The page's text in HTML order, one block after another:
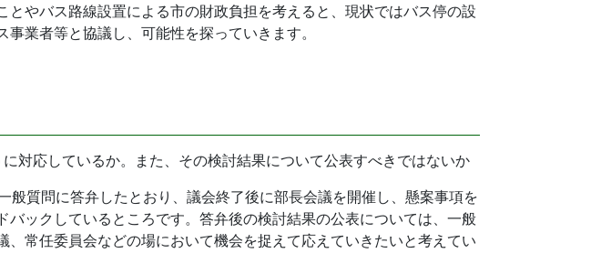
やバス路線設置による市の財政負担を考えると、現状ではバス停の設
業者等と協議し、可能性を探っていきます。
対応しているか。また、その検討結果について公表すべきではないか
質問に答弁したとおり、議会終了後に部長会議を開催し、懸案事項を
ックしているところです。答弁後の検討結果の公表については、一般
常任委員会などの場において機会を捉えて応えていきたいと考えてい